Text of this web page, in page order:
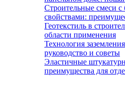
Строительные смеси
свойствами:
Геотекстиль в
области применения
Технология
руководство и советы
Эластичные
преимущества для